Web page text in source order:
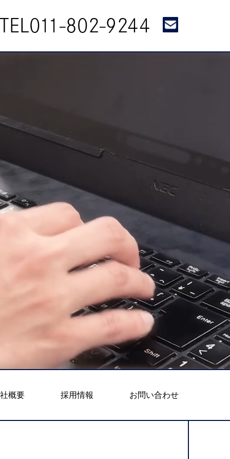
TEL011-802-9244
概要 採用情報 お問い合わせ